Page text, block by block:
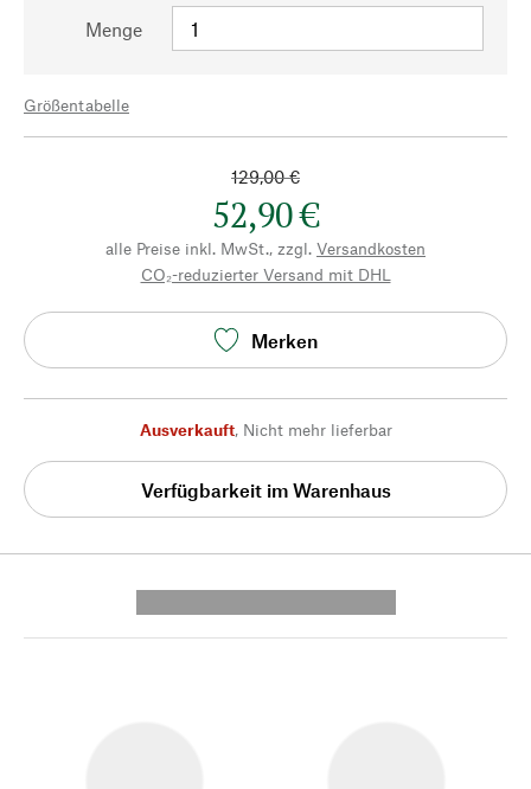
Menge
Größentabelle
129,00 €
52,90 €
alle Preise inkl. MwSt., zzgl. Versandkosten
CO₂-reduzierter Versand mit DHL
Merken
Ausverkauft, Nicht mehr lieferbar
Verfügbarkeit im Warenhaus